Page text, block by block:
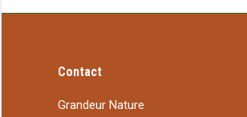
Contact
Grandeur Nature